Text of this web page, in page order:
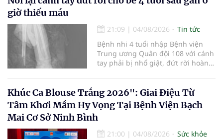
quy trình chuyên môn và hệ thống
hiến và ghép mô tạng.
giờ thiếu máu
21:09 | 04/08/2026
Tin tức
Bệnh nhi 4 tuổi nhập Bệnh viện
Trung ương Quân đội 108 với cánh
tay phải bị nhổ giật, đứt rời hoàn
thương nặng và thời gian thiếu
máu kéo dài, các bác sĩ đã tái lập
tuần hoàn thành công sau ca vi
phẫu kéo dài 3 giờ.
Khúc Ca Blouse Trắng 2026": Giai Điệu Từ
Tâm Khơi Mầm Hy Vọng Tại Bệnh Viện Bạch
Mai Cơ Sở Ninh Bình
21:00 | 04/08/2026
Sức khỏe